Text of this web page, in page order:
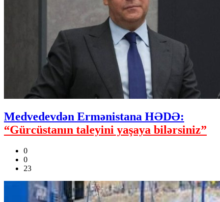
Medvedevdən Ermənistana HƏDƏ:
“Gürcüstanın taleyini yaşaya bilərsiniz”
0
0
23